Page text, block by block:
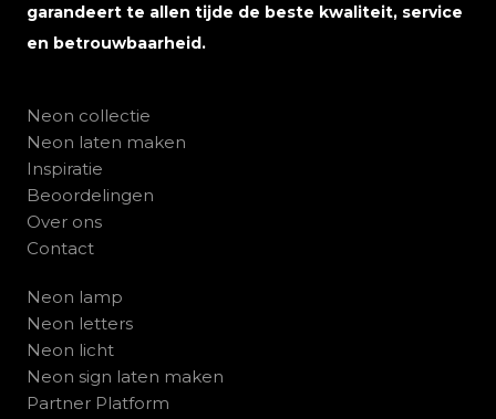
garandeert te allen tijde de beste kwaliteit, service
en betrouwbaarheid.
Neon collectie
Neon laten maken
Inspiratie
Beoordelingen
Over ons
Contact
Neon lamp
Neon letters
Neon licht
Neon sign laten maken
Partner Platform